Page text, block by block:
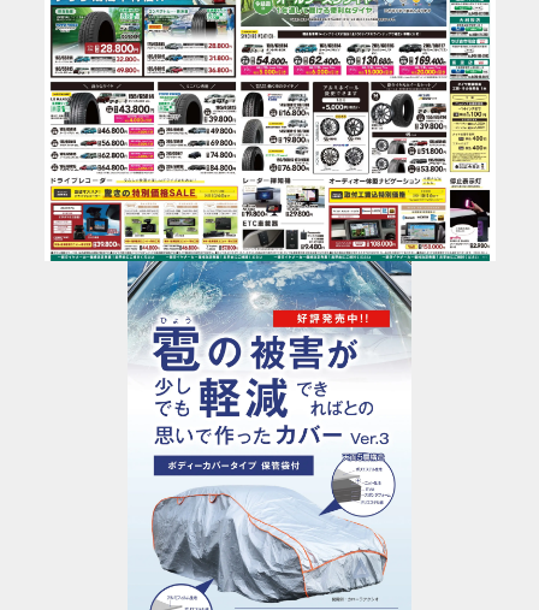
企業情報 採用情報
お問い合わせ
R’sメンテメンバーズカード会員規約
プライバシーポリシー 特定個人情報取扱基本方針